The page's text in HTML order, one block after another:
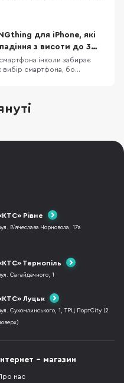
Дивитися картинки
приємно, але краще
вживу, тому сьогодні
для iPhone, які
з висоти до 3
інколи забирає
вибір смартфона, бо
як виробник якісних,
аксесуарів до iPhone
Рівне
В`ячеслава Чорновола, 17а
Тернопіль
Сагайдачного, 1
Луцьк
Сухомлинського, 1, ТРЦ ПортCity (2
- магазин
нас